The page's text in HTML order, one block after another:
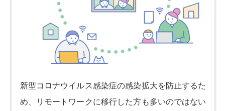
新型コロナウイルス感染症の感染拡大を防止するた
め、リモートワークに移行した方も多いのではない